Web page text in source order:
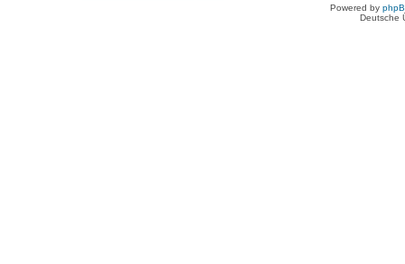
Powered by
Deutsche